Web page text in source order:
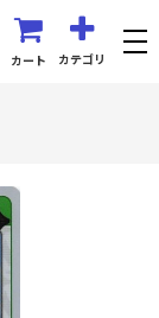
カート カテゴリ